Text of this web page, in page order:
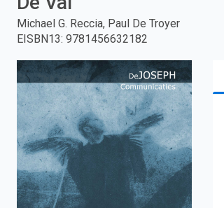
Michael G. Reccia, Paul De Troyer
EISBN13: 9781456632182